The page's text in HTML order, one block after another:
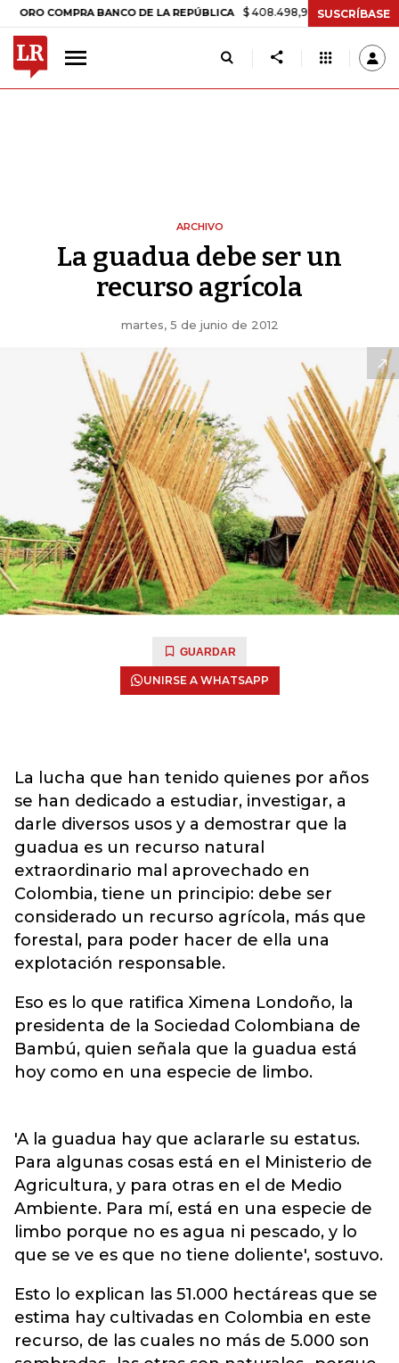
BANCO DE LA REPÚBLICA $ 408.498,97 +$ 8.753,81 +2,19%
SUSCRÍBASE
ARCHIVO
La guadua debe ser un
recurso agrícola
martes, 5 de junio de 2012
GUARDAR
UNIRSE A WHATSAPP
La lucha que han tenido quienes por años
se han dedicado a estudiar, investigar, a
darle diversos usos y a demostrar que la
guadua es un recurso natural
extraordinario mal aprovechado en
Colombia, tiene un principio: debe ser
considerado un recurso agrícola, más que
forestal, para poder hacer de ella una
explotación responsable.
Eso es lo que ratifica Ximena Londoño, la
presidenta de la Sociedad Colombiana de
Bambú, quien señala que la guadua está
hoy como en una especie de limbo.
'A la guadua hay que aclararle su estatus.
Para algunas cosas está en el Ministerio de
Agricultura, y para otras en el de Medio
Ambiente. Para mí, está en una especie de
limbo porque no es agua ni pescado, y lo
que se ve es que no tiene doliente', sostuvo.
Esto lo explican las 51.000 hectáreas que se
estima hay cultivadas en Colombia en este
recurso, de las cuales no más de 5.000 son